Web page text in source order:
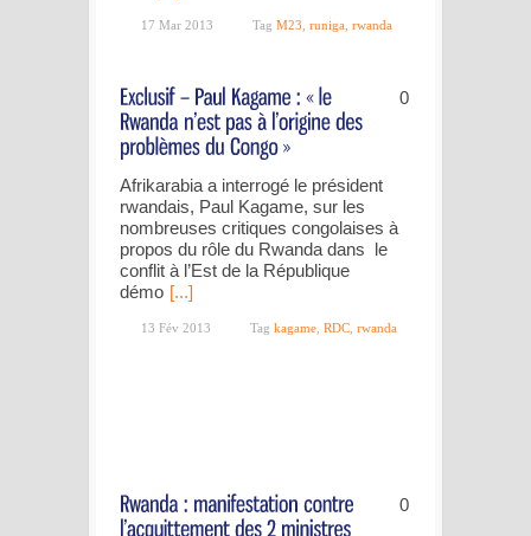
17 Mar 2013 Tag M23 runiga rwanda
0
Afrikarabia a interrogé le président
rwandais, Paul Kagame, sur les
nombreuses critiques congolaises à
propos du rôle du Rwanda dans le
conflit à l’Est de la République
démo [...]
13 Fév 2013 Tag kagame, RDC, rwanda
0